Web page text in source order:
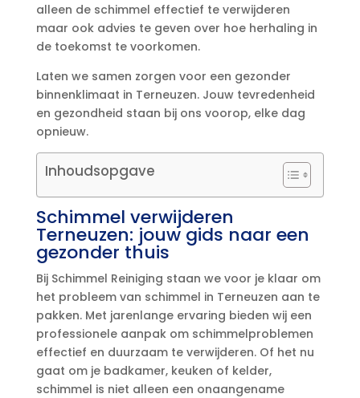
alleen de schimmel effectief te verwijderen
maar ook advies te geven over hoe herhaling in
de toekomst te voorkomen.​
Laten we samen zorgen voor een gezonder
binnenklimaat in Terneuzen.​ Jouw tevredenheid
en gezondheid staan bij ons voorop, elke dag
opnieuw.​
Inhoudsopgave
Schimmel verwijderen
Terneuzen: jouw gids naar een
gezonder thuis
Bij Schimmel Reiniging staan we voor je klaar om
het probleem van schimmel in Terneuzen aan te
pakken.​ Met jarenlange ervaring bieden wij een
professionele aanpak om schimmelproblemen
effectief en duurzaam te verwijderen.​ Of het nu
gaat om je badkamer, keuken of kelder,
schimmel is niet alleen een onaangename